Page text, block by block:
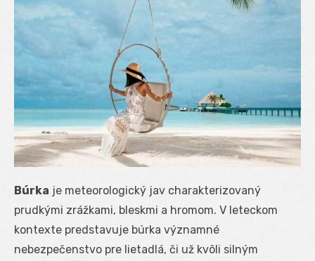
Búrka je meteorologický jav charakterizovaný
prudkými zrážkami, bleskmi a hromom. V leteckom
kontexte predstavuje búrka významné
nebezpečenstvo pre lietadlá, či už kvôli silným